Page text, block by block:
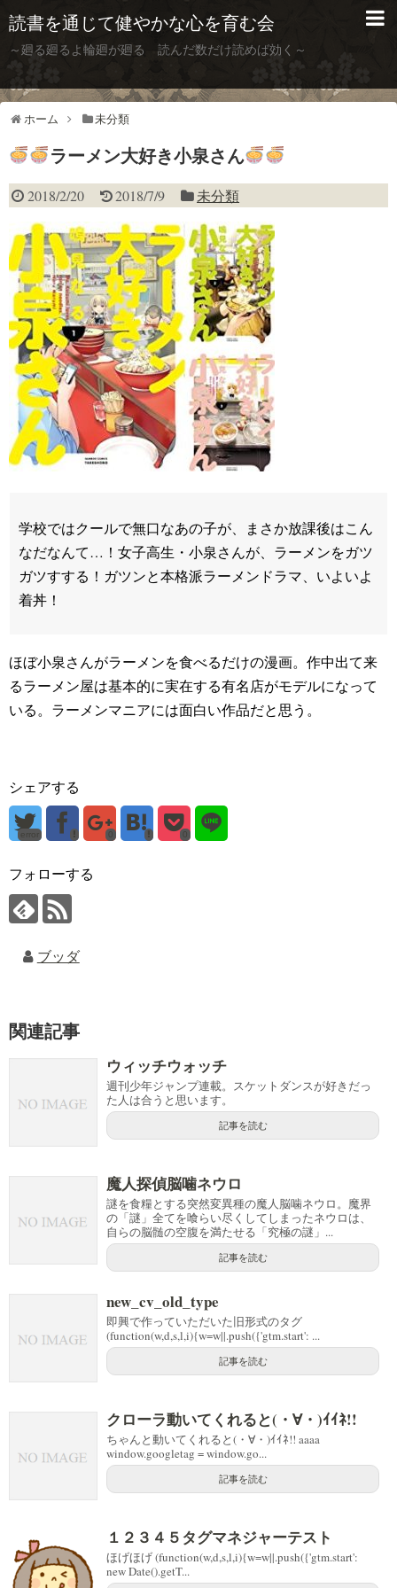
読書を通じて健やかな心を育む会
～廻る廻るよ輪廻が廻る 読んだ数だけ読めば効く～
ホーム 未分類
ラーメン大好き小泉さん
2018/2/20 2018/7/9 未分類
学校ではクールで無口なあの子が、まさか放課後はこん
なだなんて…！女子高生・小泉さんが、ラーメンをガツ
ガツすする！ガツンと本格派ラーメンドラマ、いよいよ
着丼！
ほぼ小泉さんがラーメンを食べるだけの漫画。作中出て来
るラーメン屋は基本的に実在する有名店がモデルになって
いる。ラーメンマニアには面白い作品だと思う。
シェアする
error 0 0
フォローする
ブッダ
関連記事
ウィッチウォッチ
週刊少年ジャンプ連載。スケットダンスが好きだっ
た人は合うと思います。
記事を読む
魔人探偵脳噛ネウロ
謎を食糧とする突然変異種の魔人脳噛ネウロ。魔界
の「謎」全てを喰らい尽くしてしまったネウロは、
自らの脳髄の空腹を満たせる「究極の謎」...
記事を読む
new_cv_old_type
即興で作っていただいた旧形式のタグ
(function(w,d,s,l,i){w=w||.push({'gtm.start': ...
記事を読む
クローラ動いてくれると(・∀・)ｲｲﾈ!!
ちゃんと動いてくれると(・∀・)ｲｲﾈ!! aaaa
window.googletag = window.go...
記事を読む
１２３４５タグマネジャーテスト
ほげほげ (function(w,d,s,l,i){w=w||.push({'gtm.start':
new Date().getT...